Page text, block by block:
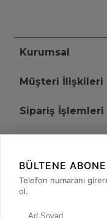
Kurumsal
Müşteri İlişkileri
Sipariş İşlemleri
+90
BÜLTENE
Telefon numaranı
ol.